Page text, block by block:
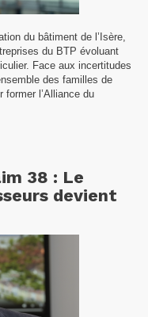
du bâtiment de l’Isère,
du BTP évoluant
Face aux incertitudes
des familles de
former l’Alliance du
38 : Le
devient